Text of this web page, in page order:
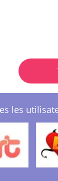
les